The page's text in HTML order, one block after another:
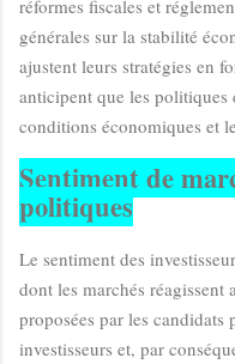
réformes fiscales et
générales sur la stabilité
ajustent leurs stratégies en
anticipent que les politiques
conditions économiques et
Sentiment de
politiques
Le sentiment des
dont les marchés
proposées par les
investisseurs et, par